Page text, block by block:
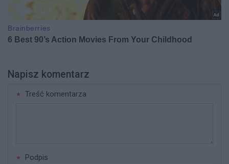
Napisz komentarz
Treść komentarza
Podpis